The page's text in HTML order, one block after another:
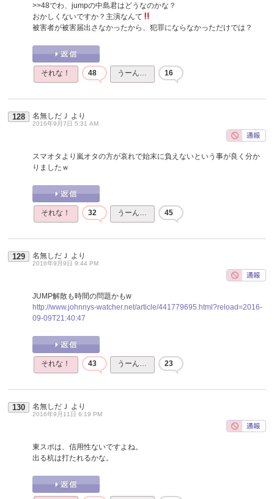
>>48でわ、jumpの中島君はどうなのかな？
おかしくないですか？主演なんて
被害者が被害届出さなかったから、犯罪にならなかっただけでは？
それな！ 48 うーん… 16
128 名無しだＪ より
2016年9月7日 5:31 AM
スマオタより嵐オタの方が哀れで始末に負えないという事が良く分か
りましたｗ
それな！ 32 うーん… 45
129 名無しだＪ より
2016年9月9日 9:44 PM
JUMP解散も時間の問題かもw
http://www.johnnys-watcher.net/article/441779695.html?reload=2016-
09-09T21:40:47
それな！ 43 うーん… 23
130 名無しだＪ より
2016年9月11日 6:19 PM
東スポは、信用性ないですよね。
出る杭は打たれるかな。